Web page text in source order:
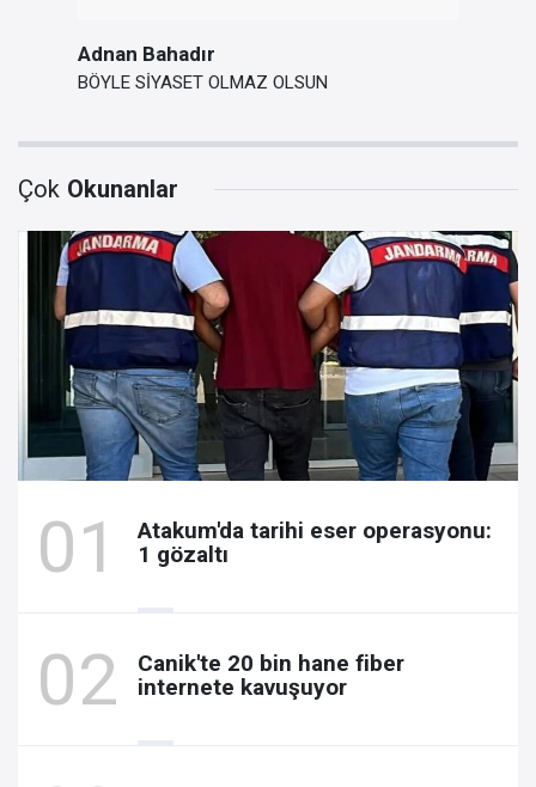
Adnan Bahadır
BÖYLE SİYASET OLMAZ OLSUN
Çok Okunanlar
Atakum'da tarihi eser operasyonu:
1 gözaltı
Canik'te 20 bin hane fiber
internete kavuşuyor